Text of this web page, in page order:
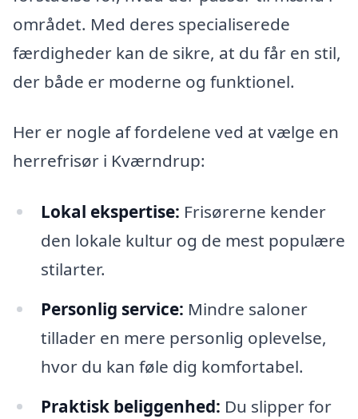
området. Med deres specialiserede
færdigheder kan de sikre, at du får en stil,
der både er moderne og funktionel.
Her er nogle af fordelene ved at vælge en
herrefrisør i Kværndrup:
Lokal ekspertise: Frisørerne kender
den lokale kultur og de mest populære
stilarter.
Personlig service: Mindre saloner
tillader en mere personlig oplevelse,
hvor du kan føle dig komfortabel.
Praktisk beliggenhed: Du slipper for